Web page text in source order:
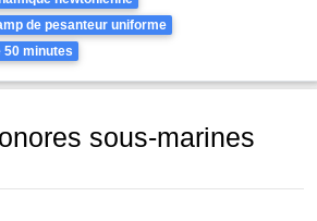
de pesanteur uniforme
50 minutes
sous-marines